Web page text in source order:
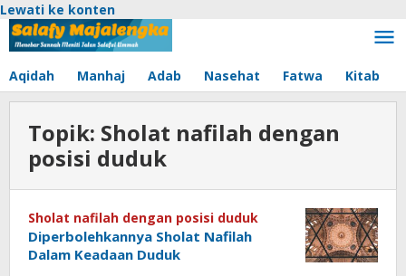
Lewati ke konten
Aqidah Manhaj Adab Nasehat Fatwa Kitab
Topik: Sholat nafilah dengan
posisi duduk
Sholat nafilah dengan posisi duduk
Diperbolehkannya Sholat Nafilah
Dalam Keadaan Duduk